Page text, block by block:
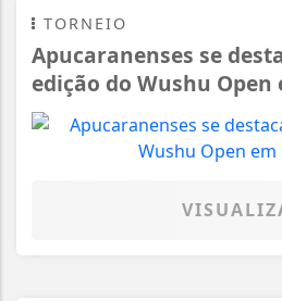
TORNEIO
Apucaranenses se
edição do Wushu Open